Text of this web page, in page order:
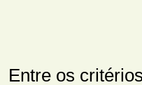
Entre os